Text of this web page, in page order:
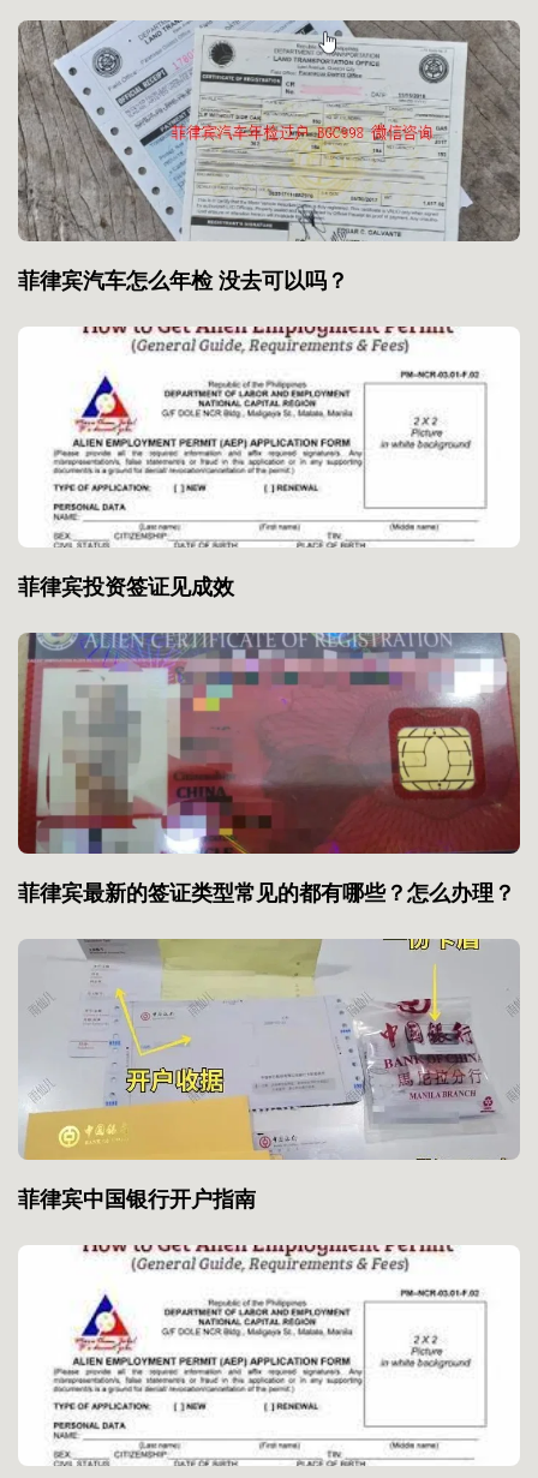
菲律宾汽车怎么年检 没去可以吗？
菲律宾投资签证见成效
菲律宾最新的签证类型常见的都有哪些？怎么办理？
菲律宾中国银行开户指南